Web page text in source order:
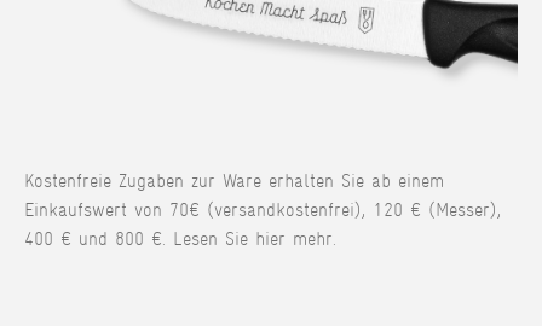
Kostenfreie Zugaben zur Ware erhalten Sie ab einem
Einkaufswert von 70€ (versandkostenfrei), 120 € (Messer),
400 € und 800 €. Lesen Sie hier mehr.